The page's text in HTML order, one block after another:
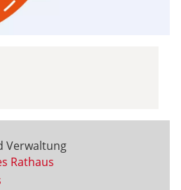
Verwaltung
Rathaus